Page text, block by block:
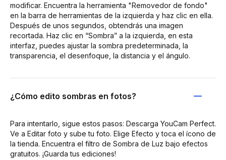
modificar. Encuentra la herramienta "Removedor de fondo"
en la barra de herramientas de la izquierda y haz clic en ella.
Después de unos segundos, obtendrás una imagen
recortada. Haz clic en “Sombra” a la izquierda, en esta
interfaz, puedes ajustar la sombra predeterminada, la
transparencia, el desenfoque, la distancia y el ángulo.
¿Cómo edito sombras en fotos?
Para intentarlo, sigue estos pasos: Descarga YouCam Perfect.
Ve a Editar foto y sube tu foto. Elige Efecto y toca el ícono de
la tienda. Encuentra el filtro de Sombra de Luz bajo efectos
gratuitos. ¡Guarda tus ediciones!